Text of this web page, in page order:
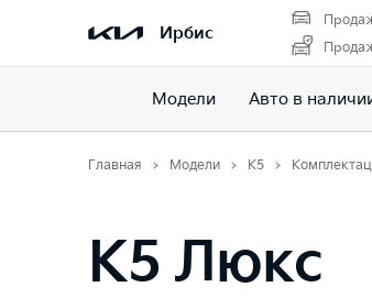
Ирбис
Модели Авто в
Главная Модели K5
K5 Люкс